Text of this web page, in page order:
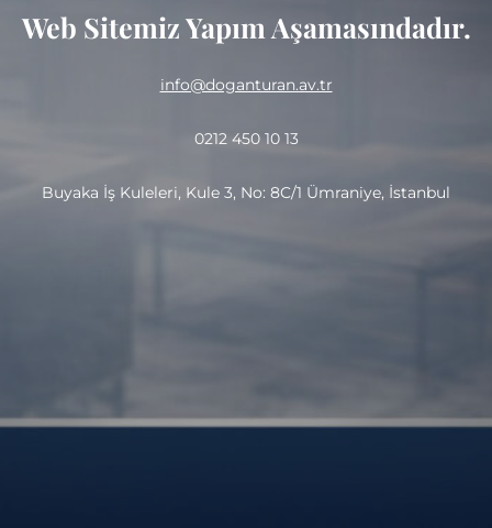
Web Sitemiz Yapım Aşamasındadır.
info@doganturan.av.tr
0212 450 10 13
Buyaka İş Kuleleri, Kule 3, No: 8C/1 Ümraniye, İstanbul